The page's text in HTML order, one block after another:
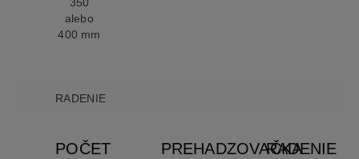
350
alebo
400 mm
RADENIE
POČET
PREHADZOVAČKARADENIE